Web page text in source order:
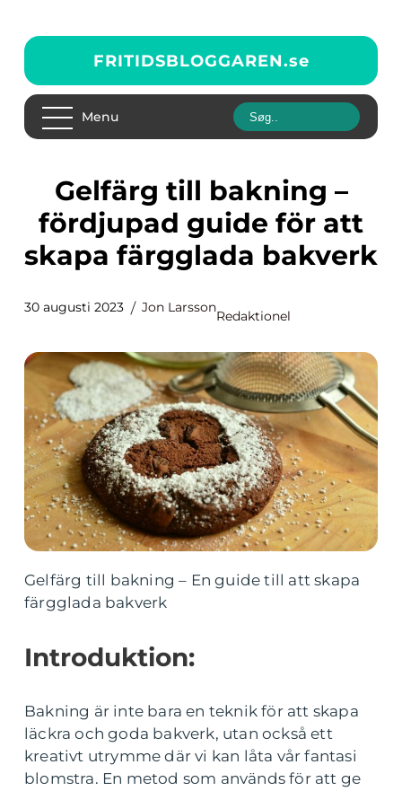
FRITIDSBLOGGAREN.se
Menu
Gelfärg till bakning –
fördjupad guide för att
skapa färgglada bakverk
30 augusti 2023 Jon Larsson
Redaktionel
Gelfärg till bakning – En guide till att skapa
färgglada bakverk
Introduktion:
Bakning är inte bara en teknik för att skapa
läckra och goda bakverk, utan också ett
kreativt utrymme där vi kan låta vår fantasi
blomstra. En metod som används för att ge